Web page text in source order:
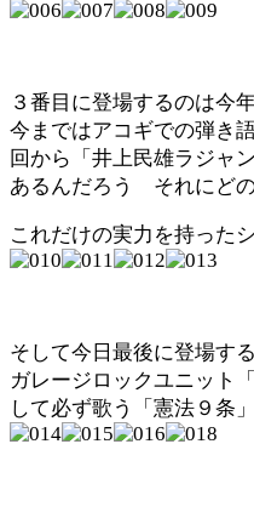
３番目に登場するのは今
今まではアコギでの弾き
回から「井上民雄ラジャ
あるんだろう それにど
これだけの実力を持った
そして今日最後に登場す
ガレージロックユニット
して必ず歌う「憲法９条